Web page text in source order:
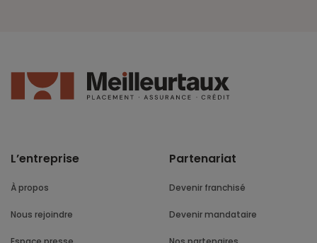
L’entreprise
À propos
Nous rejoindre
Partenariat
Devenir franchisé
Devenir mandataire